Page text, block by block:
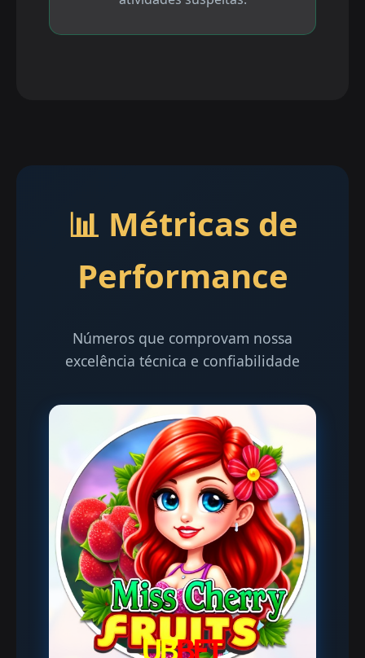
📊 Métricas de
Performance
Números que comprovam nossa
excelência técnica e confiabilidade